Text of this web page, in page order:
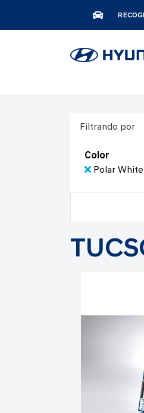
Filtrando por
Color
Polar